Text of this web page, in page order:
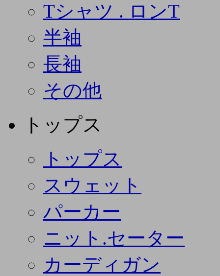
Tシャツ . ロンT
半袖
長袖
その他
トップス
トップス
スウェット
パーカー
ニット.セーター
カーディガン